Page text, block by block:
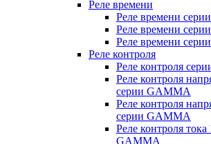
Реле времени
Реле времени
Реле времени
Реле времени
Реле контроля
Реле контроля
Реле контроля
серии GAMMA
Реле контроля
серии GAMMA
Реле контроля
GAMMA